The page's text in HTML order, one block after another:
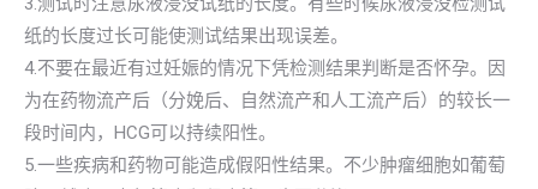
纸的长度过长可能使测试结果出现误差。
4.不要在最近有过妊娠的情况下凭检测结果判断是否怀孕。因
为在药物流产后（分娩后、自然流产和人工流产后）的较长一
段时间内，HCG可以持续阳性。
5.一些疾病和药物可能造成假阳性结果。不少肿瘤细胞如葡萄